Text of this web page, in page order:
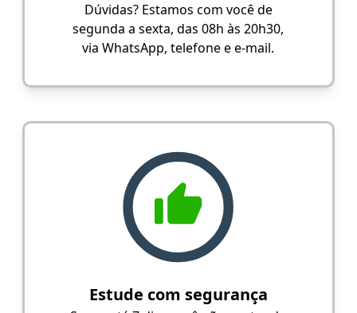
Dúvidas? Estamos com você de
segunda a sexta, das 08h às 20h30,
via WhatsApp, telefone e e-mail.
Estude com segurança